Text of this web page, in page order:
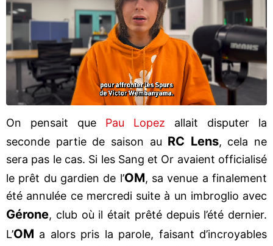
On pensait que Pau Lopez allait disputer la
seconde partie de saison au RC Lens, cela ne
sera pas le cas. Si les Sang et Or avaient officialisé
le prêt du gardien de l’OM, sa venue a finalement
été annulée ce mercredi suite à un imbroglio avec
Gérone, club où il était prêté depuis l’été dernier.
L’OM a alors pris la parole, faisant d’incroyables